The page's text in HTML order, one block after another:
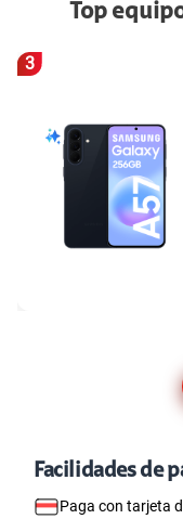
Top
3
Facilidades de
Paga con tarjeta